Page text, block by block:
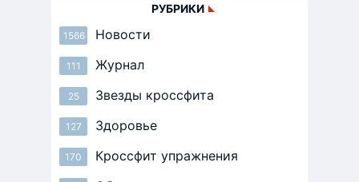
РУБРИКИ
1566 Новости
111 Журнал
25 Звезды кроссфита
127 Здоровье
170 Кроссфит упражнения